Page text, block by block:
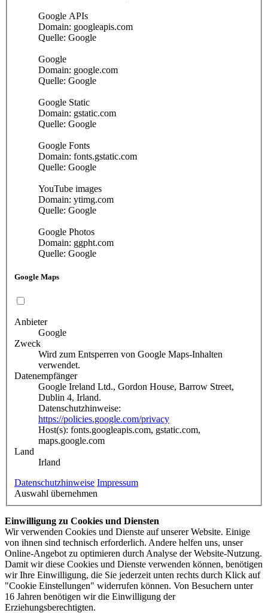
Google APIs
Domain: googleapis.com
Quelle: Google
Google
Domain: google.com
Quelle: Google
Google Static
Domain: gstatic.com
Quelle: Google
Google Fonts
Domain: fonts.gstatic.com
Quelle: Google
YouTube images
Domain: ytimg.com
Quelle: Google
Google Photos
Domain: ggpht.com
Quelle: Google
Google Maps
Anbieter
Google
Zweck
Wird zum Entsperren von Google Maps-Inhalten
verwendet.
Datenempfänger
Google Ireland Ltd., Gordon House, Barrow Street,
Dublin 4, Irland.
Datenschutzhinweise:
https://policies.google.com/privacy
Host(s): fonts.googleapis.com, gstatic.com,
maps.google.com
Land
Irland
Datenschutzhinweise Impressum
Auswahl übernehmen
Einwilligung zu Cookies und Diensten
Wir verwenden Cookies und Dienste auf unserer Website. Einige
von ihnen sind technisch erforderlich. Andere helfen uns, unser
Online-Angebot zu optimieren durch Analyse der Website-Nutzung.
Damit wir diese Cookies und Dienste verwenden können, benötigen
wir Ihre Einwilligung, die Sie jederzeit unten rechts durch Klick auf
"Cookie Einstellungen" widerrufen können. Von Besuchern unter
16 Jahren benötigen wir die Einwilligung der
Erziehungsberechtigten.